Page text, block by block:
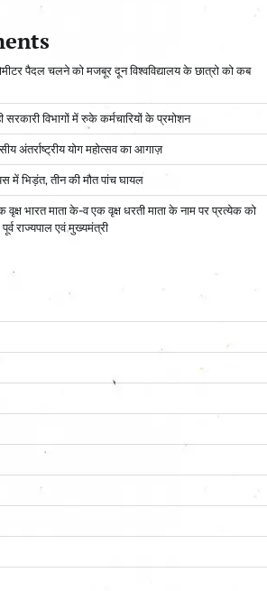
पैदल चलने को मजबूर दून विश्वविद्यालय के छात्रो को कब
विभागों में रुके कर्मचारियों के प्रमोशन
अंतर्राष्ट्रीय योग महोत्सव का आगाज़
में भिड़ंत, तीन की मौत पांच घायल
वृक्ष भारत माता के-व एक वृक्ष धरती माता के नाम पर प्रत्येक को
राज्यपाल एवं मुख्यमंत्री